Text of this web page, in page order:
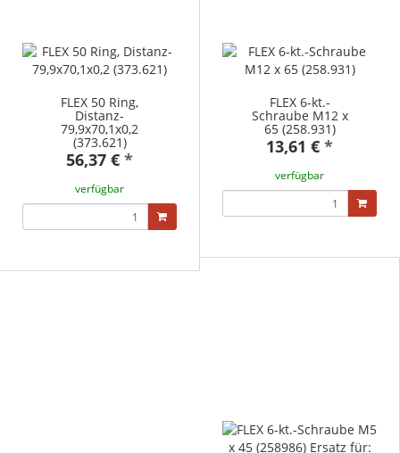
FLEX 50 Ring,
Distanz-
79,9x70,1x0,2
(373.621)
56,37 € *
verfügbar
FLEX 6-kt.-
Schraube M12 x
65 (258.931)
13,61 € *
verfügbar